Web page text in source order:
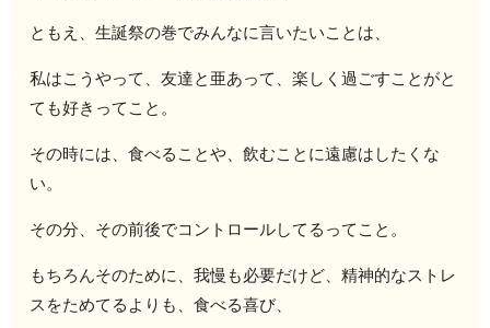
ともえ、生誕祭の巻でみんなに言いたいことは、
私はこうやって、友達と亜あって、楽しく過ごすことがと
ても好きってこと。
その時には、食べることや、飲むことに遠慮はしたくな
い。
その分、その前後でコントロールしてるってこと。
もちろんそのために、我慢も必要だけど、精神的なストレ
スをためてるよりも、食べる喜び、